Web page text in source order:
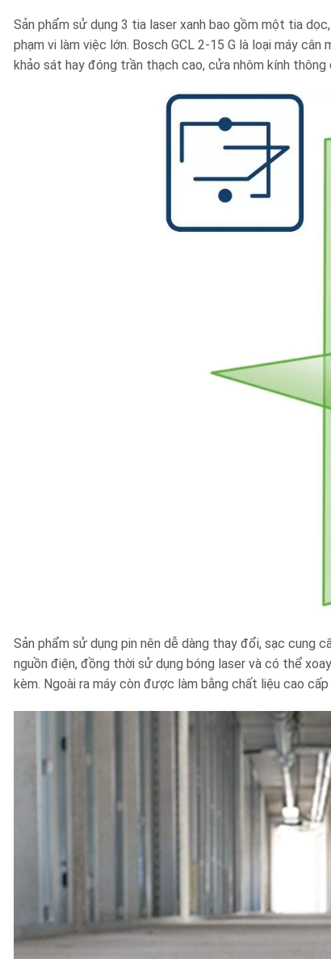
Sản phẩm sử dụng 3 tia laser xanh bao gồm một tia
phạm vi làm việc lớn. Bosch GCL 2-15 G là loại máy
khảo sát hay đóng trần thạch cao, cửa nhôm kính thông
Sản phẩm sử dụng pin nên dễ dàng thay đổi, sạc cung
nguồn điện, đồng thời sử dụng bóng laser và có thể
kèm. Ngoài ra máy còn được làm bằng chất liệu cao